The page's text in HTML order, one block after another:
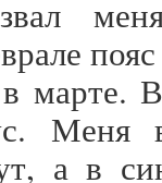
марте.
Меня
а в